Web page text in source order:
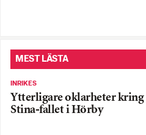
MEST LÄSTA
INRIKES
Ytterligare oklarheter kring
Stina-fallet i Hörby